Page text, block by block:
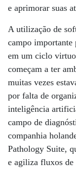
e aprimorar suas
A utilização de
campo importante
em um ciclo
começam a ter
muitas vezes
por falta de
inteligência
campo de
companhia
Pathology Suite,
e agiliza fluxos de